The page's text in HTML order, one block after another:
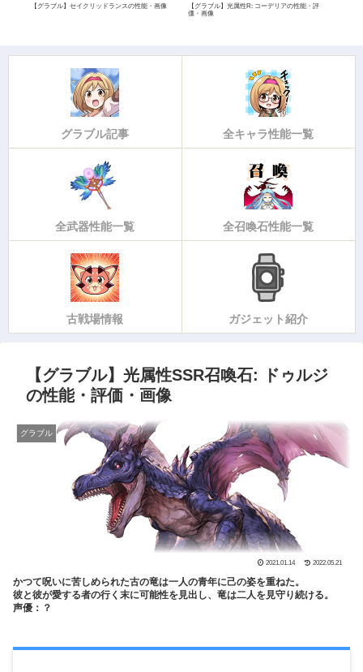
【グラブル】セイクリッドランスの性能・画像
【グラブル】光属性R: コーデリアの性能・評
価・画像
グラブル記事 全キャラ性能一覧
全武器性能一覧 全召喚石性能一覧
古戦場情報 ガジェット紹介
【グラブル】光属性SSR召喚石: ドゥルジ
の性能・評価・画像
グラブル
2021.01.14 2022.05.21
かつて呪いに苦しめられた古の竜は一人の青年に己の姿を重ねた。
彼と彼が愛する者の行く末に可能性を見出し、竜は二人を見守り続ける。
声優：？